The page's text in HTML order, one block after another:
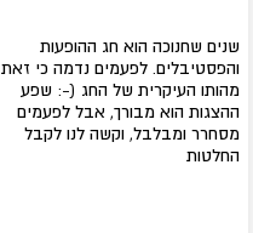
שנים שחנוכה הוא חג ההופעות
והפסטיבלים. לפעמים נדמה כי זאת
מהותו העיקרית של החג (-: שפע
ההצגות הוא מבורך, אבל לפעמים
מסחרר ומבלבל, וקשה לנו לקבל
החלטות